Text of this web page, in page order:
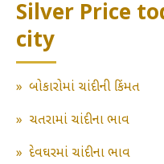
Silver Price
city
» બોકારોમાં ચાંદીની કિંમત
» ચતરામાં ચાંદીના ભાવ
» દેવઘરમાં ચાંદીના ભાવ